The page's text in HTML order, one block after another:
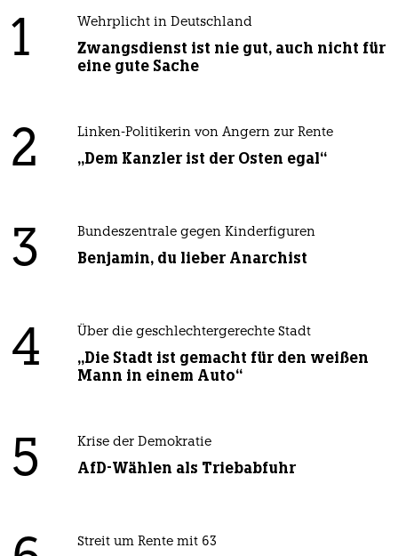
1 Wehrplicht in Deutschland
Zwangsdienst ist nie gut, auch nicht für
eine gute Sache
2 Linken-Politikerin von Angern zur Rente
„Dem Kanzler ist der Osten egal“
3 Bundeszentrale gegen Kinderfiguren
Benjamin, du lieber Anarchist
4 Über die geschlechtergerechte Stadt
„Die Stadt ist gemacht für den weißen
Mann in einem Auto“
5 Krise der Demokratie
AfD-Wählen als Triebabfuhr
Streit um Rente mit 63